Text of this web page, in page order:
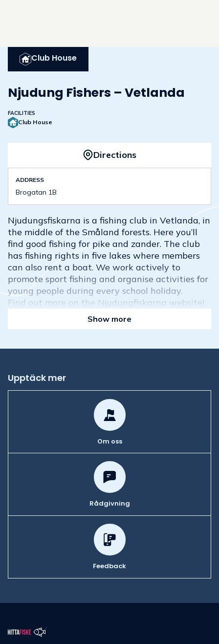
Club House
Njudung Fishers – Vetlanda
FACILITIES
Club House
Directions
ADDRESS
Brogatan 1B
Njudungsfiskarna is a fishing club in Vetlanda, in
the middle of the Småland forests. Here you’ll
find good fishing for pike and zander. The club
has fishing rights in five lakes where members
can also rent a boat. We work actively to
promote sport fishing and organise activities for
young people during every school holiday.
Find out more on the Njudungfiskarna website!
Show more
Upptäck mer
Om oss
Rådgivning
Feedback